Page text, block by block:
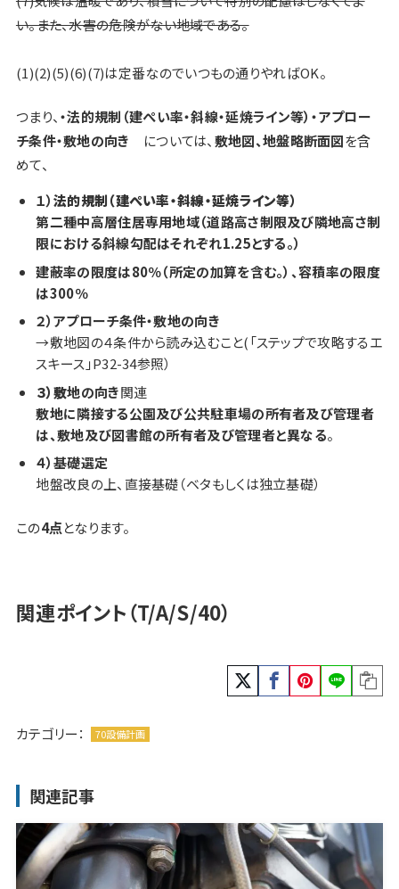
い。また、水害の危険がない地域である。
(1)(2)(5)(6)(7)は定番なのでいつもの通りやればOK。
つまり、・法的規制（建ぺい率・斜線・延焼ライン等）・アプロー
チ条件・敷地の向き については、敷地図、地盤略断面図を含
めて、
１）法的規制（建ぺい率・斜線・延焼ライン等）
第二種中高層住居専用地域（道路高さ制限及び隣地高さ制
限における斜線勾配はそれぞれ1.25とする。）
建蔽率の限度は80％（所定の加算を含む。）、容積率の限度
は300％
２）アプローチ条件・敷地の向き
→敷地図の４条件から読み込むこと( 「ステップで攻略するエ
スキース」P32-34参照）
３）敷地の向き関連
敷地に隣接する公園及び公共駐車場の所有者及び管理者
は、敷地及び図書館の所有者及び管理者と異なる。
４）基礎選定
地盤改良の上、直接基礎（ベタもしくは独立基礎）
この4点となります。
関連ポイント（T/A/S/40）
カテゴリー： 70設備計画
関連記事